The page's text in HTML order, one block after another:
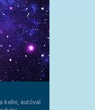
kelni, autóval